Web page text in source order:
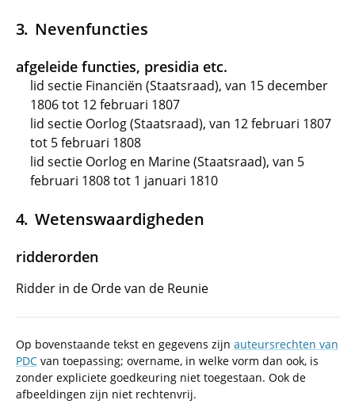
Nevenfuncties
afgeleide functies, presidia etc.
lid sectie Financiën (Staatsraad), van 15 december
1806 tot 12 februari 1807
lid sectie Oorlog (Staatsraad), van 12 februari 1807
tot 5 februari 1808
lid sectie Oorlog en Marine (Staatsraad), van 5
februari 1808 tot 1 januari 1810
Wetenswaardigheden
ridderorden
Ridder in de Orde van de Reunie
Op bovenstaande tekst en gegevens zijn auteursrechten van
PDC van toepassing; overname, in welke vorm dan ook, is
zonder expliciete goedkeuring niet toegestaan. Ook de
afbeeldingen zijn niet rechtenvrij.